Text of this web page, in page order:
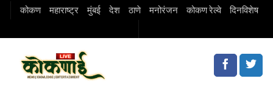
Skipकोकण महाराष्ट्र मुंबई देश ठाणे मनोरंजन कोकण रेल्वे दिनविशेष